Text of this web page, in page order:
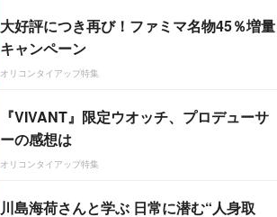
大好評につき再び！ファミマ名物45％増量
キャンペーン
オリコンタイアップ特集
『VIVANT』限定ウオッチ、プロデューサ
ーの感想は
オリコンタイアップ特集
川島海荷さんと学ぶ 日常に潜む“人身取